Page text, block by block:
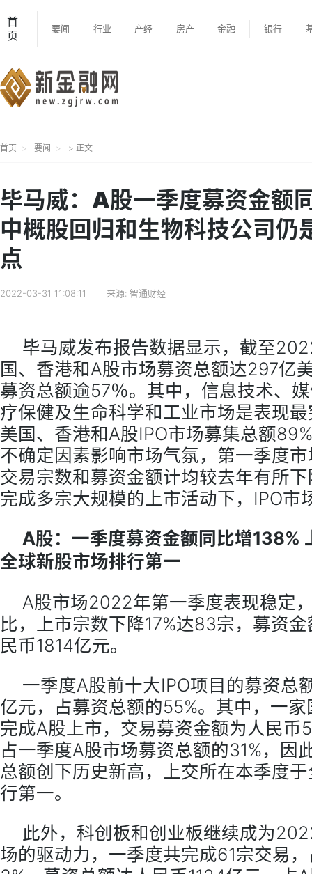
首
页
要闻 行业 产经 房产 金融 银行
首页 要闻 > 正文
毕马威：A股一季度募资金额
中概股回归和生物科技公司仍
点
2022-03-31 11:08:11 来源: 智通财经
毕马威发布报告数据显示，截至
国、香港和A股市场募资总额达297亿
募资总额逾57％。其中，信息技术、
疗保健及生命科学和工业市场是表现
美国、香港和A股IPO市场募集总额
不确定因素影响市场气氛，第一季度
交易宗数和募资金额计均较去年有所
完成多宗大规模的上市活动下，IPO市
A股：一季度募资金额同比增138%
全球新股市场排行第一
A股市场2022年第一季度表现稳定
比，上市宗数下降17%达83宗，募资
民币1814亿元。
一季度A股前十大IPO项目的募资总
亿元，占募资总额的55%。其中，一
完成A股上市，交易募资金额为人民币
占一季度A股市场募资总额的31%，因
总额创下历史新高，上交所在本季度
行第一。
此外，科创板和创业板继续成为
场的驱动力，一季度共完成61宗交易